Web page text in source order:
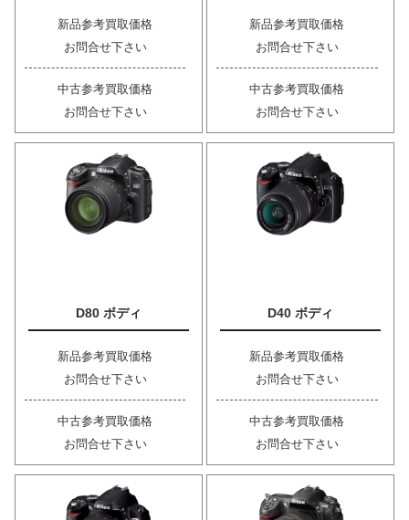
新品参考買取価格
お問合せ下さい
中古参考買取価格
お問合せ下さい
新品参考買取価格
お問合せ下さい
中古参考買取価格
お問合せ下さい
D80 ボディ
新品参考買取価格
お問合せ下さい
中古参考買取価格
お問合せ下さい
D40 ボディ
新品参考買取価格
お問合せ下さい
中古参考買取価格
お問合せ下さい